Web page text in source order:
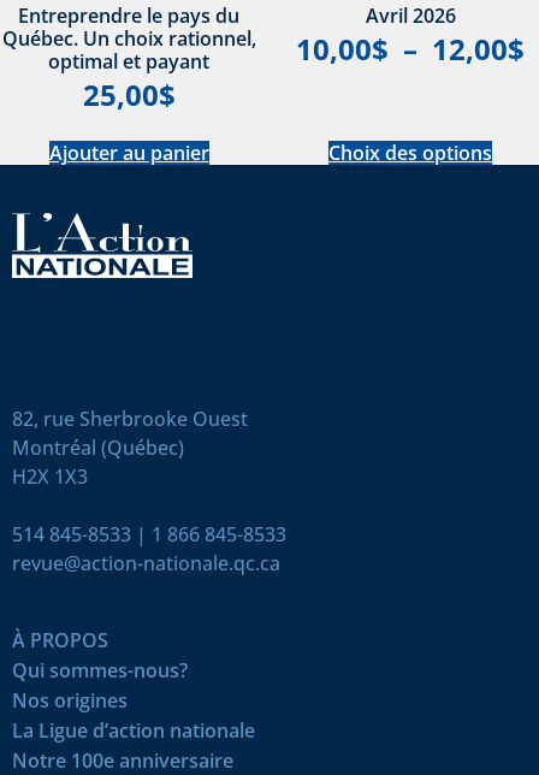
Entreprendre le pays du
Québec. Un choix rationnel,
optimal et payant
25,00$
Ajouter au panier
Avril 2026
10,00$ – 12,00$
Choix des options
82, rue Sherbrooke Ouest
Montréal (Québec)
H2X 1X3
514 845-8533 | 1 866 845-8533
revue@action-nationale.qc.ca
À PROPOS
Qui sommes-nous?
Nos origines
La Ligue d’action nationale
Notre 100e anniversaire